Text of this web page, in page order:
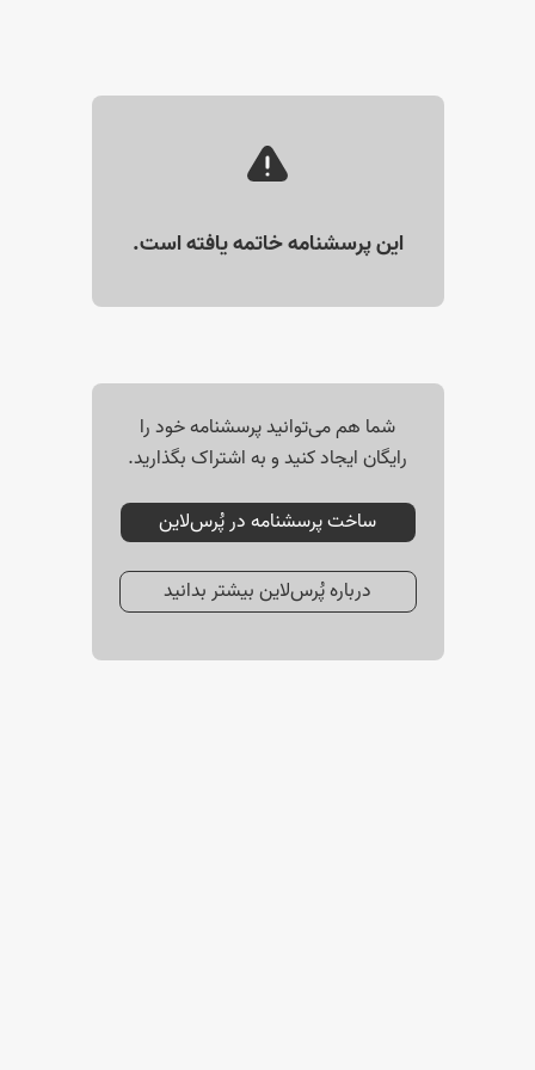
این پرسشنامه خاتمه یافته است.
شما هم می‌توانید پرسشنامه خود را
رایگان ایجاد کنید و به اشتراک بگذارید.
ساخت پرسشنامه در پُرس‌لاین
درباره پُرس‌لاین بیشتر بدانید